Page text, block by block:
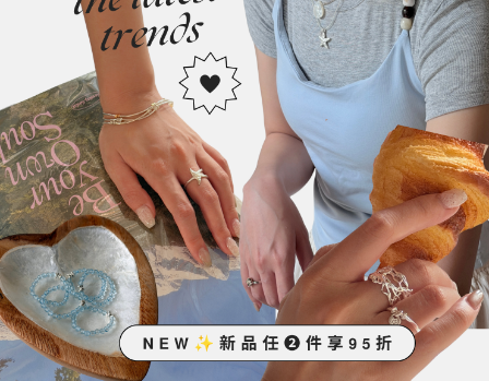
尺寸
鏈長:15cm
(手工測量可能存在細微誤差)
4:44：「終於找到了這條超級好看的純銀手鍊！耐看之餘還很親膚✨
拿在手裡是有份量的
再近看細節～給過👍🏻
成本蠻貴但是真的太好看就決定進了！等你們收到歡迎回饋☺完全大
愛這條素鍊啦～～～」
👉🏻顯示為「現貨」之商品即3-5日內出貨
👉🏻顯示為「預購」，即須等待5-14個工作天（不含假日）